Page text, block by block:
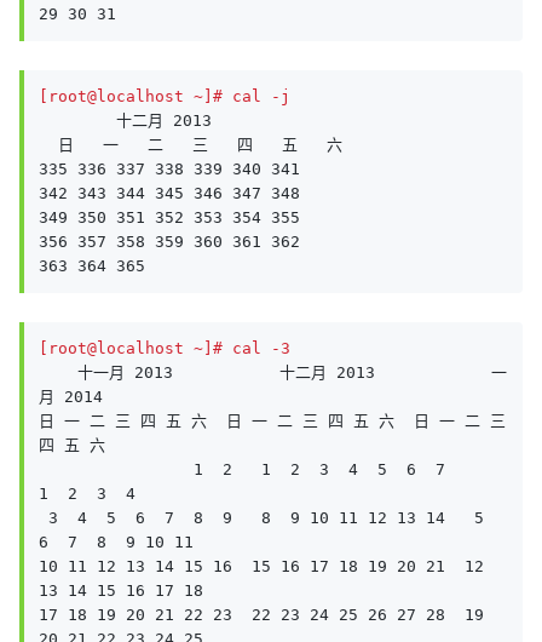
29 30 31
[root@localhost ~]# cal -j
335 336 337 338 339 340 341
342 343 344 345 346 347 348
349 350 351 352 353 354 355
356 357 358 359 360 361 362
363 364 365
[root@localhost ~]# cal -3
月 2014
日 一 二 三 四 五 六  日 一 二 三 四 五 六  日 一 二 三
四 五 六
1  2  3  4
6  7  8  9 10 11
10 11 12 13 14 15 16  15 16 17 18 19 20 21  12
13 14 15 16 17 18
17 18 19 20 21 22 23  22 23 24 25 26 27 28  19